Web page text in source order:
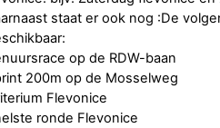
staat er ook nog :De
op de RDW-baan
200m op de Mosselweg
Flevonice
ronde Flevonice